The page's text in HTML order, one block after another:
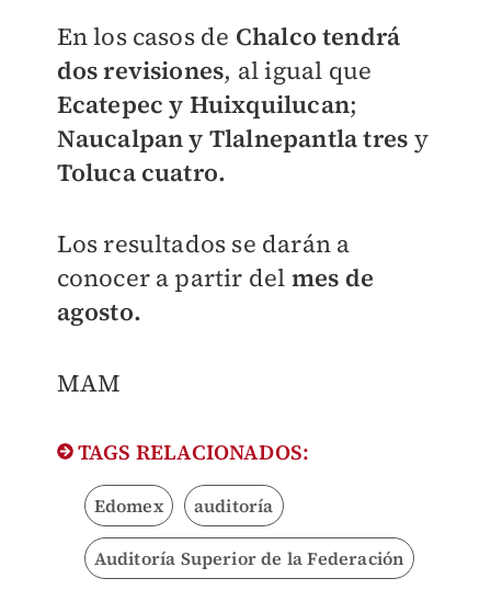
En los casos de Chalco tendrá
dos revisiones, al igual que
Ecatepec y Huixquilucan;
Naucalpan y Tlalnepantla tres y
Toluca cuatro.
Los resultados se darán a
conocer a partir del mes de
agosto.
MAM
TAGS RELACIONADOS:
Edomex auditoría
Auditoría Superior de la Federación